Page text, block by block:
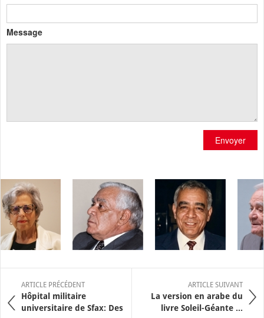
Message
Envoyer
ARTICLE PRÉCÉDENT
Hôpital militaire
universitaire de Sfax: Des
ARTICLE SUIVANT
La version en arabe du
livre Soleil-Géante ...